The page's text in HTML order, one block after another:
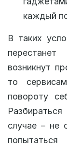
каждый
В таких
возникнут
то
повороту
случае – не